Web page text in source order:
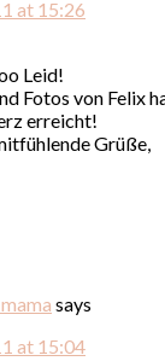
at 15:26
Leid!
Fotos von Felix
erreicht!
Grüße,
says
at 15:04